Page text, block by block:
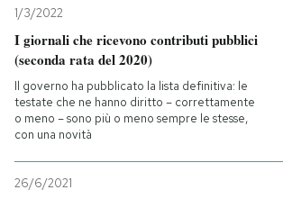
1/3/2022
I giornali che ricevono contributi pubblici
(seconda rata del 2020)
Il governo ha pubblicato la lista definitiva: le
testate che ne hanno diritto – correttamente
o meno – sono più o meno sempre le stesse,
con una novità
26/6/2021